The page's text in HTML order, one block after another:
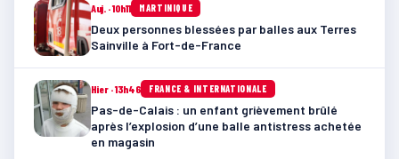
Auj. · 10h11 MARTINIQUE
Deux personnes blessées par balles aux Terres
Sainville à Fort-de-France
Hier · 13h46 FRANCE & INTERNATIONALE
Pas-de-Calais : un enfant grièvement brûlé
après l’explosion d’une balle antistress achetée
en magasin